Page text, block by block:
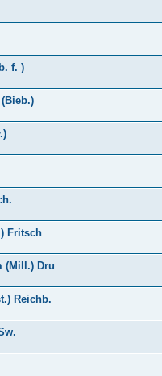
f. )
Fritsch
(Mill.) Dru
Reichb.